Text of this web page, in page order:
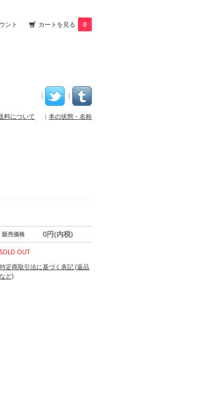
ント カートを見る 0
｜ ｜
料について ｜ 本の状態・名称
販売価格 0円(内税)
SOLD OUT
特定商取引法に基づく表記 (返品
など)